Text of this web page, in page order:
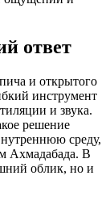
ответ
и открытого
инструмент
и звука.
решение
среду,
Ахмадабада. В
облик, но и